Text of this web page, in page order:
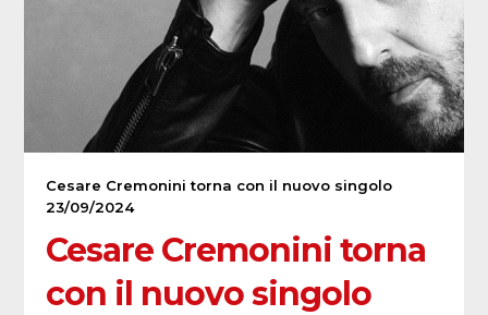
Cesare Cremonini torna con il nuovo singolo
23/09/2024
Cesare Cremonini torna
con il nuovo singolo